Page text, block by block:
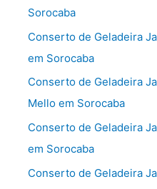
Sorocaba
Conserto de Geladeira
em Sorocaba
Conserto de Geladeira
Mello em Sorocaba
Conserto de Geladeira
em Sorocaba
Conserto de Geladeira